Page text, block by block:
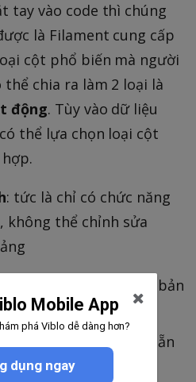
tay vào code thì chúng
là Filament cung cấp
cột phổ biến mà người
thể chia ra làm 2 loại là
động. Tùy vào dữ liệu
thể lựa chọn loại cột
: tức là chỉ có chức năng
không thể chỉnh sửa
: hiển thị văn bản
: hiển thị icon
sách icon tích hợp sẵn
filament
Mobile App
phá Viblo dễ dàng hơn?
dụng ngay